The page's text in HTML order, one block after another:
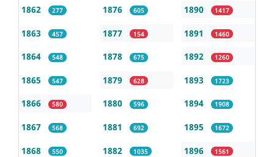
1862 277
1863 457
1864 548
1865 547
1866 580
1867 568
1868 550
1876 605
1877 154
1878 675
1879 628
1880 596
1881 692
1882 1035
1890 1417
1891 1460
1892 1260
1893 1723
1894 1908
1895 1672
1896 1561